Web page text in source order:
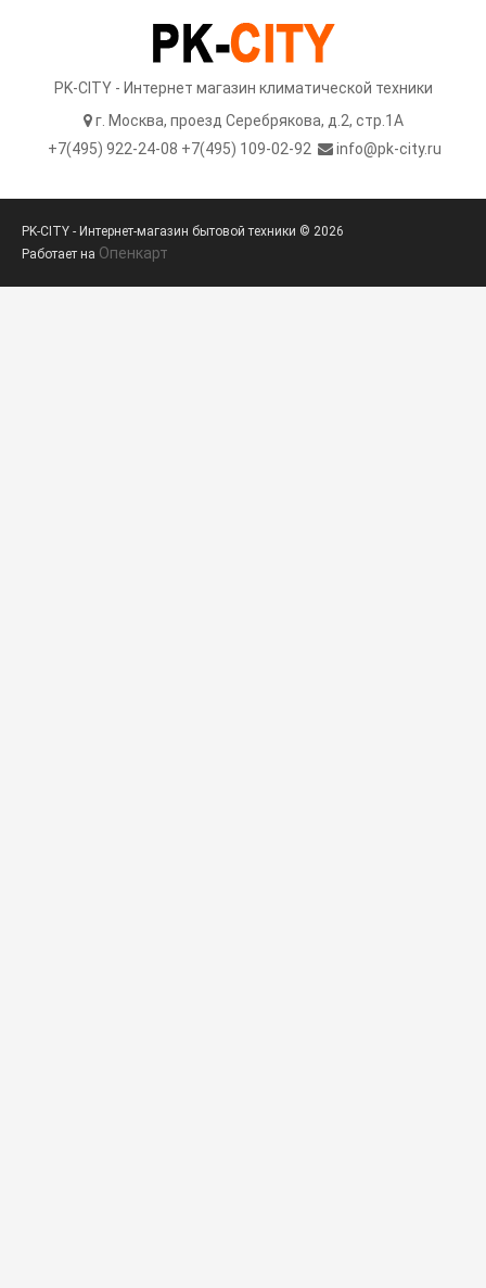
PK-CITY - Интернет магазин климатической техники
г. Москва, проезд Серебрякова, д.2, стр.1A
+7(495) 922-24-08 +7(495) 109-02-92
info@pk-city.ru
PK-CITY - Интернет-магазин бытовой техники © 2026
Работает на Опенкарт